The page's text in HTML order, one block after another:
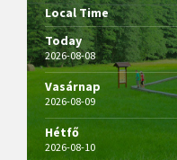
Local Time
Today
2026-08-08
Vasárnap
2026-08-09
Hétfő
2026-08-10